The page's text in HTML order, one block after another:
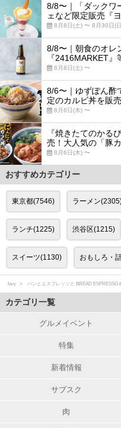
8/8〜｜「ダックワ
ェなど限定販売『
8月8日(土) 〜 8月30日(
8/8〜｜朝食のオレ
『2416MARKET
8月8日(土) 〜
8/6〜｜ゆずぽん酢
定のカルビ丼を販
8月6日(木) 〜
『焼きたてのかる
売！大人気の「豚
8月6日(木) 〜
おすすめカテゴリー
東京都(7546) ラーメン
ランチ(1225) 渋谷区(1215)
スイーツ(1130) おもしろ・
favy パンとエスプレッソと BREAD ESPRESSO
カテゴリ一覧
グルメイベント
特集
新着情報
サブスク
肉